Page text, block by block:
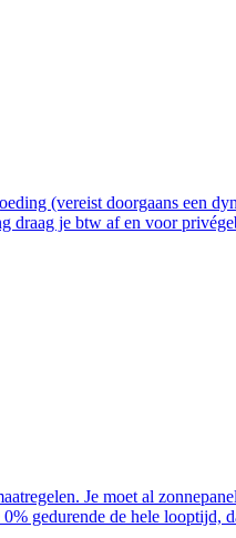
(vereist doorgaans een
draag je btw af en voor
Je moet al
gedurende de hele looptijd,